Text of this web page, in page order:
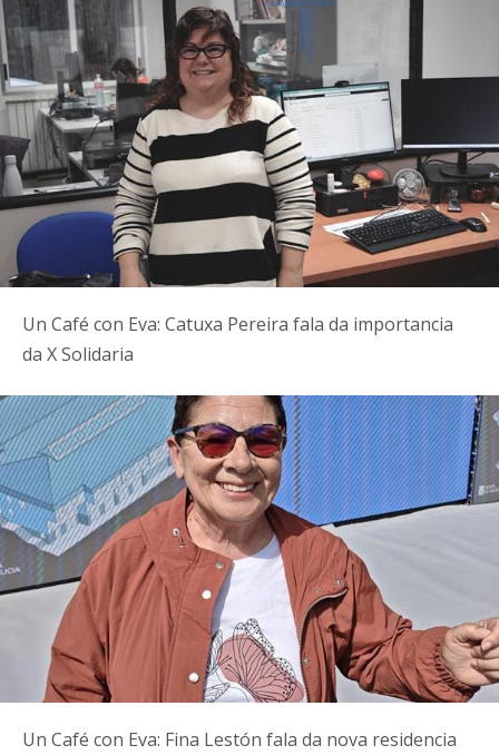
Un Café con Eva: Catuxa Pereira fala da importancia
da X Solidaria
Un Café con Eva: Fina Lestón fala da nova residencia